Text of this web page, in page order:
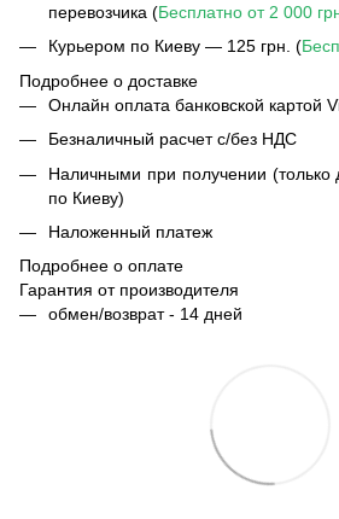
перевозчика (Бесплатно от 2 000
Курьером по Киеву — 125 грн. (
Подробнее о доставке
Онлайн оплата банковской картой
Безналичный расчет с/без НДС
Наличными при получении (только
по Киеву)
Наложенный платеж
Подробнее о оплате
Гарантия от производителя
обмен/возврат - 14 дней